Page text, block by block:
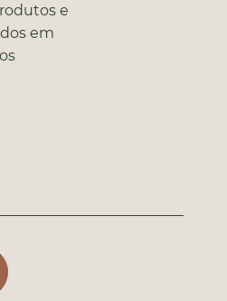
e
em